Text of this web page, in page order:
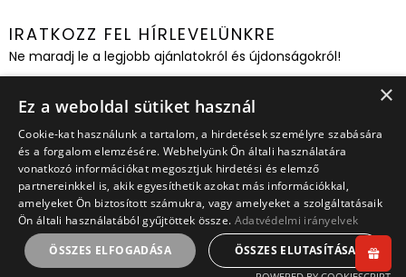
IRATKOZZ FEL HÍRLEVELÜNKRE
Ne maradj le a legjobb ajánlatokról és újdonságokról!
Feliratkozom! ×
Ez a weboldal sütiket használ
Cookie-kat használunk a tartalom, a hirdetések személyre szabására
és a forgalom elemzésére. Webhelyünk Ön általi használatára
vonatkozó információkat megosztjuk hirdetési és elemző
partnereinkkel is, akik egyesíthetik azokat más információkkal,
amelyeket Ön biztosított számukra, vagy amelyeket a szolgáltatásaik
Ön általi használatából gyűjtöttek össze. Adatvédelmi irányelvek
ÖSSZES ELFOGADÁSA
ÖSSZES ELUTASÍTÁSA